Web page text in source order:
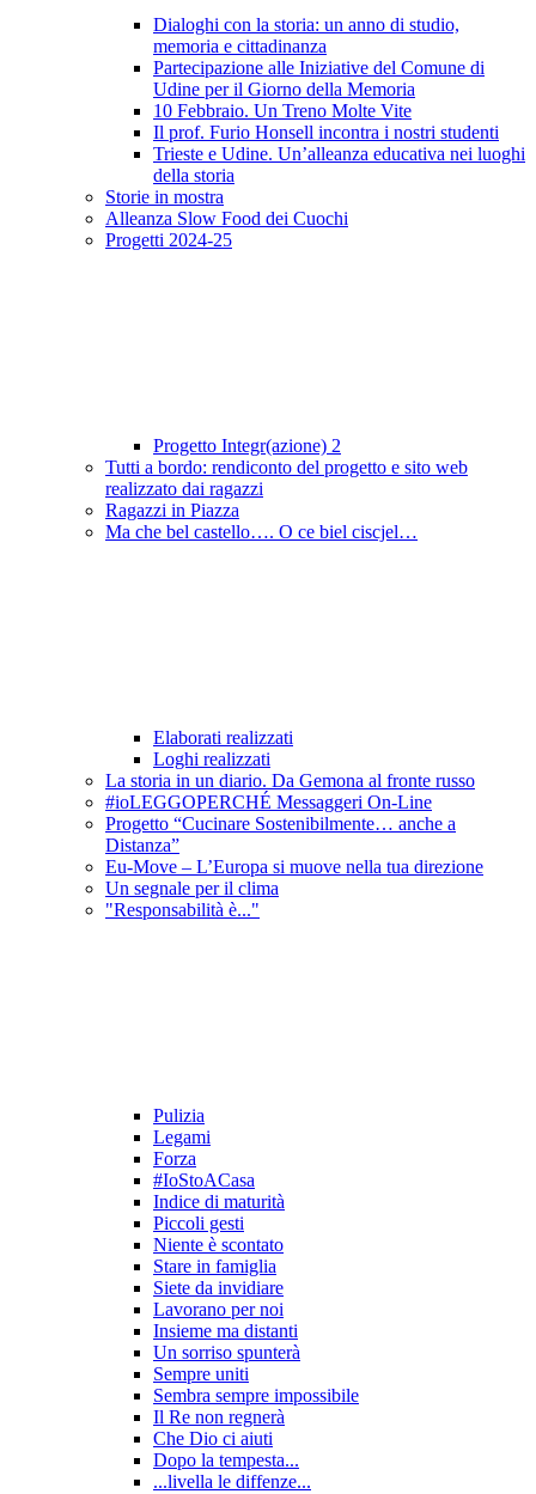
Dialoghi con la storia: un anno di studio,
memoria e cittadinanza
Partecipazione alle Iniziative del Comune di
Udine per il Giorno della Memoria
10 Febbraio. Un Treno Molte Vite
Il prof. Furio Honsell incontra i nostri studenti
Trieste e Udine. Un’alleanza educativa nei luoghi
della storia
Storie in mostra
Alleanza Slow Food dei Cuochi
Progetti 2024-25
Progetto Integr(azione) 2
Tutti a bordo: rendiconto del progetto e sito web
realizzato dai ragazzi
Ragazzi in Piazza
Ma che bel castello…. O ce biel ciscjel…
Elaborati realizzati
Loghi realizzati
La storia in un diario. Da Gemona al fronte russo
#ioLEGGOPERCHÉ Messaggeri On-Line
Progetto “Cucinare Sostenibilmente… anche a
Distanza”
Eu-Move – L’Europa si muove nella tua direzione
Un segnale per il clima
"Responsabilità è..."
Pulizia
Legami
Forza
#IoStoACasa
Indice di maturità
Piccoli gesti
Niente è scontato
Stare in famiglia
Siete da invidiare
Lavorano per noi
Insieme ma distanti
Un sorriso spunterà
Sempre uniti
Sembra sempre impossibile
Il Re non regnerà
Che Dio ci aiuti
Dopo la tempesta...
...livella le diffenze...